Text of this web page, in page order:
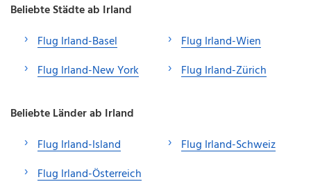
Beliebte Städte ab Irland
Flug Irland-Basel
Flug Irland-New York
Flug Irland-Wien
Flug Irland-Zürich
Beliebte Länder ab Irland
Flug Irland-Island
Flug Irland-Österreich
Flug Irland-Schweiz